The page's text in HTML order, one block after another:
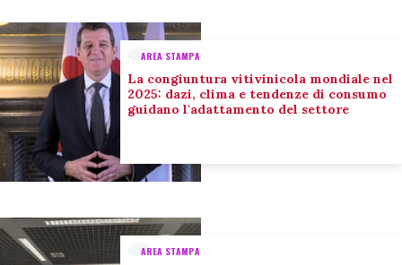
AREA STAMPA
La congiuntura vitivinicola mondiale nel
2025: dazi, clima e tendenze di consumo
guidano l'adattamento del settore
AREA STAMPA